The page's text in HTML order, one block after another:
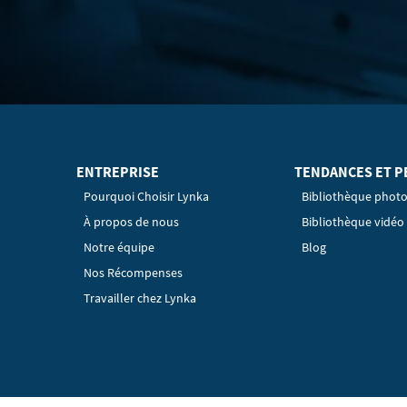
ENTREPRISE
Pourquoi Choisir Lynka
À propos de nous
Notre équipe
Nos Récompenses
Travailler chez Lynka
TENDANCES ET
Bibliothèque
Bibliothèque vidéo
Blog